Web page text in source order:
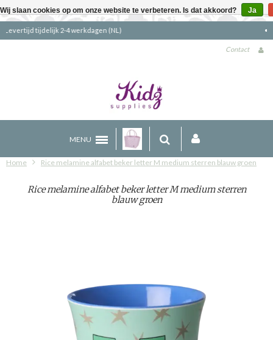
Gratis verzending boven €90 (NL)
Contact
MENU
Home Rice melamine alfabet beker letter M medium sterren blauw groen
Rice melamine alfabet beker letter M medium sterren
blauw groen
Wij slaan cookies op om onze website te verbeteren. Is dat akkoord? Ja